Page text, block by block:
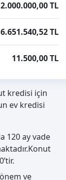
2.000.000,00 TL
6.651.540,52 TL
11.500,00 TL
kredisi için
ev kredisi
120 ay vade
ve